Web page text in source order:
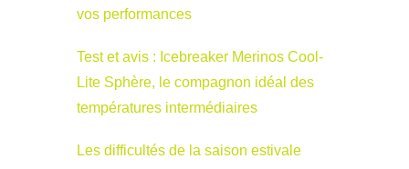
vos performances
Test et avis : Icebreaker Merinos Cool-
Lite Sphère, le compagnon idéal des
températures intermédiaires
Les difficultés de la saison estivale